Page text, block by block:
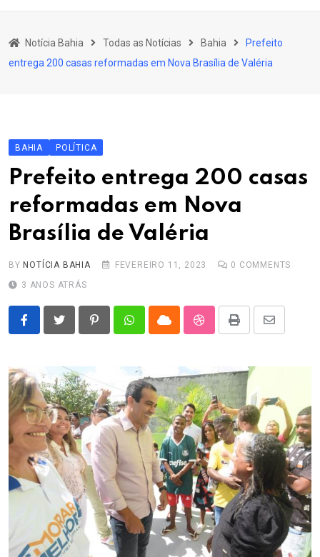
Educação
Esporte
Outros Assuntos
Notícia Bahia Todas as Notícias Bahia
Prefeito
entrega 200 casas reformadas em Nova Brasília de Valéria
BAHIA POLÍTICA
Prefeito entrega 200 casas
reformadas em Nova
Brasília de Valéria
BY NOTÍCIA BAHIA FEVEREIRO 11, 2023 0 COMMENTS
3 ANOS ATRÁS
PinterestWhatsappCloud StumbleUpon
Print
Share